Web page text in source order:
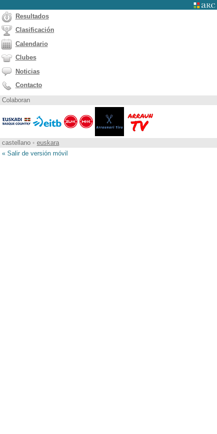
Resultados
Clasificación
Calendario
Clubes
Noticias
Contacto
Colaboran
castellano • euskara
« Salir de versión móvil